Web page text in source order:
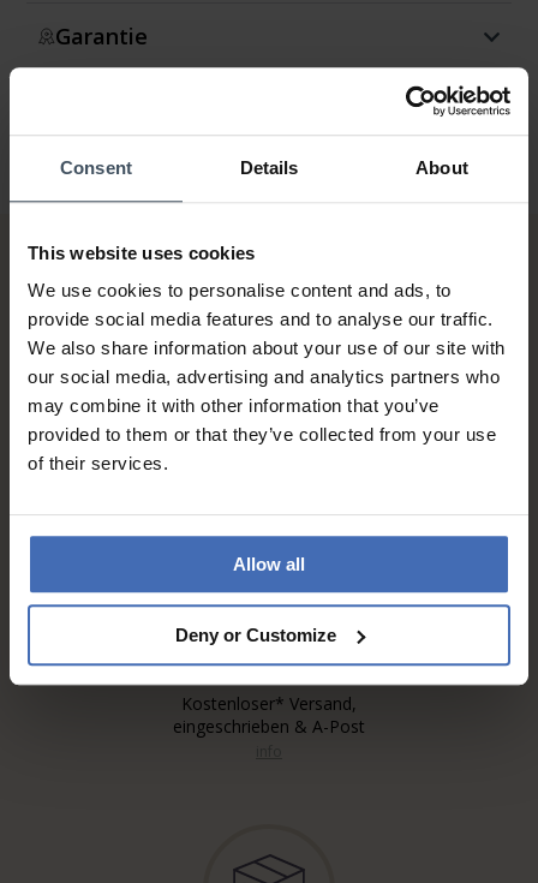
Consent Details About
This website uses cookies
We use cookies to personalise content and ads, to
provide social media features and to analyse our traffic.
We also share information about your use of our site with
our social media, advertising and analytics partners who
may combine it with other information that you’ve
provided to them or that they’ve collected from your use
of their services.
Allow all
Deny or Customize
Garantie
Rechnung & Ratenzahlung bis
5'000.-
Kostenloser* Versand,
eingeschrieben & A-Post